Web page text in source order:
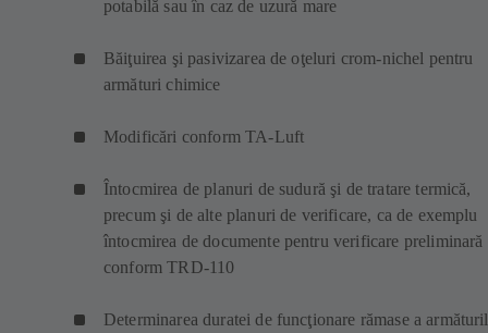
potabilă sau în caz de uzură mare
Băiţuirea şi pasivizarea de oţeluri crom-nichel pentru
armături chimice
Modificări conform TA-Luft
Întocmirea de planuri de sudură şi de tratare termică,
precum şi de alte planuri de verificare, ca de exemplu
întocmirea de documente pentru verificare preliminară
conform TRD-110
Determinarea duratei de funcţionare rămase a